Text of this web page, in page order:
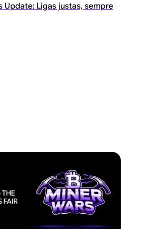
Update: Ligas justas, sempre